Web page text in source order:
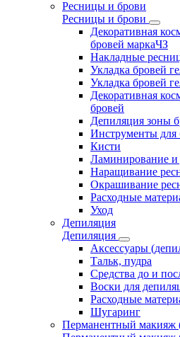
Ресницы и брови
Ресницы и брови
Декоративная
бровей маркаЧЗ
Накладные
Укладка бровей
Укладка бровей
Декоративная
бровей
Депиляция зоны
Инструменты для
Кисти
Ламинирование и
Наращивание
Окрашивание
Расходные
Уход
Депиляция
Депиляция
Аксессуары
Тальк, пудра
Средства до и
Воски для
Расходные
Шугаринг
Перманентный макияж